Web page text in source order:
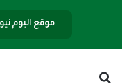
موقع اليوم